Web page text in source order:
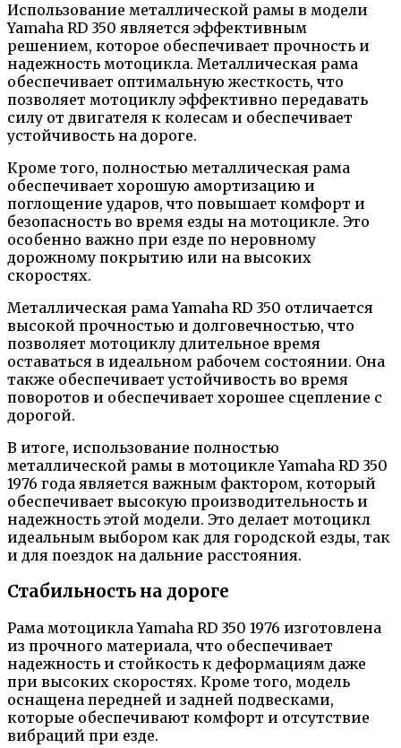
Использование металлической рамы в модели
Yamaha RD 350 является эффективным
решением, которое обеспечивает прочность и
надежность мотоцикла. Металлическая рама
обеспечивает оптимальную жесткость, что
позволяет мотоциклу эффективно передавать
силу от двигателя к колесам и обеспечивает
устойчивость на дороге.
Кроме того, полностью металлическая рама
обеспечивает хорошую амортизацию и
поглощение ударов, что повышает комфорт и
безопасность во время езды на мотоцикле. Это
особенно важно при езде по неровному
дорожному покрытию или на высоких
скоростях.
Металлическая рама Yamaha RD 350 отличается
высокой прочностью и долговечностью, что
позволяет мотоциклу длительное время
оставаться в идеальном рабочем состоянии. Она
также обеспечивает устойчивость во время
поворотов и обеспечивает хорошее сцепление с
дорогой.
В итоге, использование полностью
металлической рамы в мотоцикле Yamaha RD 350
1976 года является важным фактором, который
обеспечивает высокую производительность и
надежность этой модели. Это делает мотоцикл
идеальным выбором как для городской езды, так
и для поездок на дальние расстояния.
Стабильность на дороге
Рама мотоцикла Yamaha RD 350 1976 изготовлена
из прочного материала, что обеспечивает
надежность и стойкость к деформациям даже
при высоких скоростях. Кроме того, модель
оснащена передней и задней подвесками,
которые обеспечивают комфорт и отсутствие
вибраций при езде.